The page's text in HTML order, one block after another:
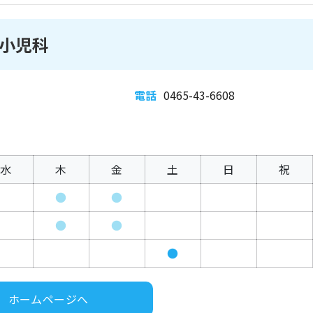
児科
電話 0465-43-6608
水 木 金 土 日
祝
●
●
●
●
●
ホームページへ